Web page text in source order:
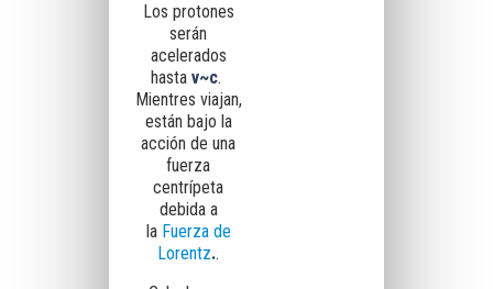
Los protones
serán
acelerados
hastav~c.
Mientres viajan,
están bajo la
acción de una
fuerza
centrípeta
debida a
la Fuerza de
Lorentz..